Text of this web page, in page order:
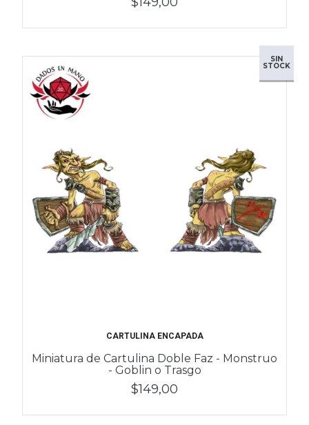
SIN
STOCK
CARTULINA ENCAPADA
Miniatura de Cartulina Doble Faz - Monstruo
- Goblin o Trasgo
$149,00